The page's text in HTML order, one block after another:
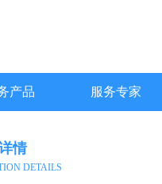
产品 服务专家
情
DETAILS